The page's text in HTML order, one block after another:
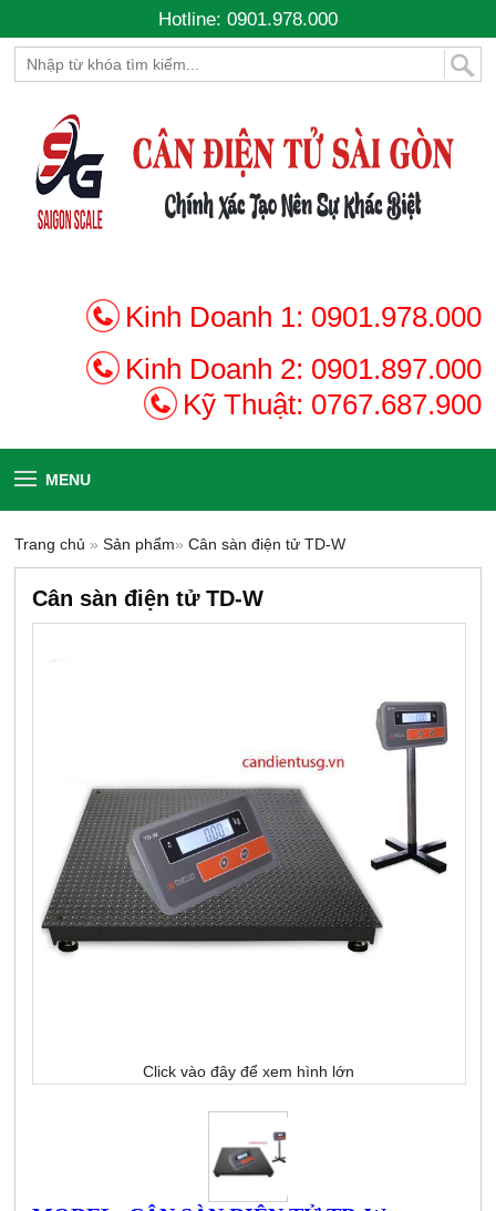
Hotline: 0901.978.000
Kinh Doanh 1: 0901.978.000
Kinh Doanh 2: 0901.897.000
Kỹ Thuật: 0767.687.900
MENU
Trang chủ »Sản phẩm»Cân sàn điện tử TD-W
Cân sàn điện tử TD-W
Click vào đây để xem hình lớn